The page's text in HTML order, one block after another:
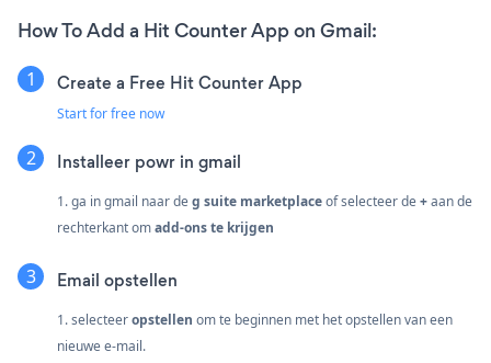
How To Add a Hit Counter App on Gmail:
Create a Free Hit Counter App
Start for free now
Installeer powr in gmail
1. ga in gmail naar deg suite marketplaceof selecteer de+aan de
rechterkant omadd-ons te krijgen
Email opstellen
1. selecteeropstellen om te beginnen met het opstellen van een
nieuwe e-mail.